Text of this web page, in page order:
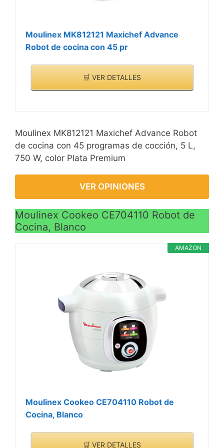
ingredientes, seleccionar
el menú y la hora de
de acero inoxidable. El
recipiente interno es de
material antiadherente
totalmente extraíble para
una fácil limpieza.
Incluye: accesorio
plancha/asar, cubeta
antiadherente, accesorio
vapor, vaso medidor,
Moulinex MK812121 Maxichef Advance
Robot de cocina con 45 pr
🛒 VER DETALLES
Moulinex MK812121 Maxichef Advance Robot
de cocina con 45 programas de cocción, 5 L,
750 W, color Plata Premium
VER OPINIONES
Moulinex Cookeo CE704110 Robot de
Cocina, Blanco
AMAZON
Moulinex Cookeo CE704110 Robot de
Cocina, Blanco
🛒 VER DETALLES